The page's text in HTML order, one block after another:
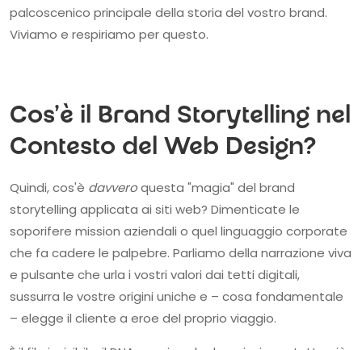
palcoscenico principale della storia del vostro brand.
Viviamo e respiriamo per questo.
Cos'è il Brand Storytelling nel
Contesto del Web Design?
Quindi, cos'è davveroquesta "magia" del brand
storytelling applicata ai siti web? Dimenticate le
soporifere mission aziendali o quel linguaggio corporate
che fa cadere le palpebre. Parliamo della narrazione viva
e pulsante che urla i vostri valori dai tetti digitali,
sussurra le vostre origini uniche e – cosa fondamentale
– elegge il cliente a eroe del proprio viaggio.